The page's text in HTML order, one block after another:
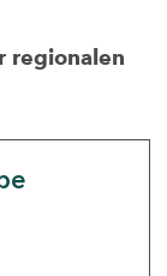
regionalen